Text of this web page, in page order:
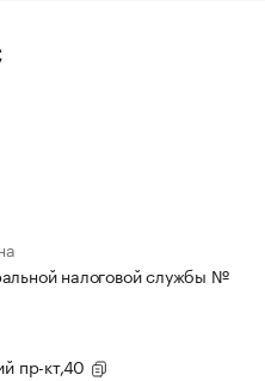
налоговой службы №
пр-кт,40